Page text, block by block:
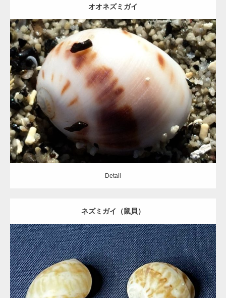
オオネズミガイ
Update:2020.09.12
Category:タマガイ科
Detail
Detail
ネズミガイ（鼠貝）
Update:2021.05.19
Category:タマガイ科